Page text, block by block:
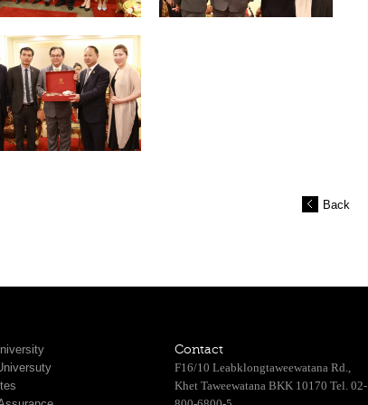
Back
Contact
F16/10 Leabklongtaweewatana Rd.,
Khet Taweewatana BKK 10170 Tel. 02-